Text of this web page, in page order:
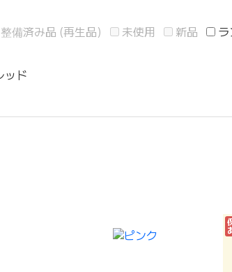
整備済み品 (再生品) 未使用 新品
ッド